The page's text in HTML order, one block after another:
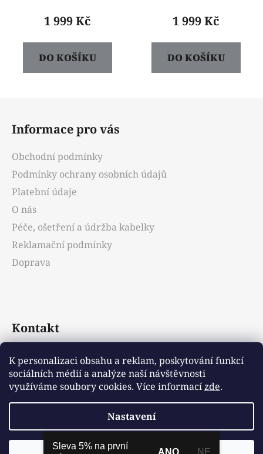
K personalizaci obsahu a reklam, poskytování funkcí
sociálních médií a analýze naší návštěvnosti
využíváme soubory cookies. Více informacízde.
Nastavení
1 999 Kč
DO KOŠÍKU
1 999 Kč
DO KOŠÍKU
Informace pro vás
Obchodní podmínky
Podmínky ochrany osobních údajů
Platební údaje
O nás
Péče, ošetření a údržba kabelky
Reklamační podmínky
Doprava
Kontakt
info@emotys.cz
+421903231812
Vytvořil Shoptet
Sleva 5% na první
ANO NE